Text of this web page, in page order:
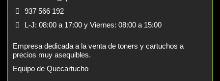
937 566 192
L-J: 08:00 a 17:00 y Viernes: 08:00 a 15:00
Empresa dedicada a la venta de toners y cartuchos a
precios muy asequibles.
Equipo de Quecartucho